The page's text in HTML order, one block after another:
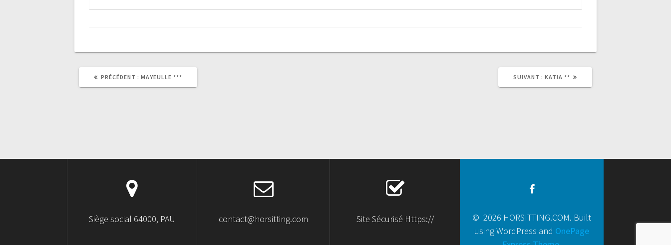
PRÉCÉDENT : MAYEULLE *** SUIVANT : KATIA **
Siège social 64000, PAU contact@horsitting.com Site Sécurisé Https://
© 2026 HORSITTING.COM. Built
using WordPress and OnePage